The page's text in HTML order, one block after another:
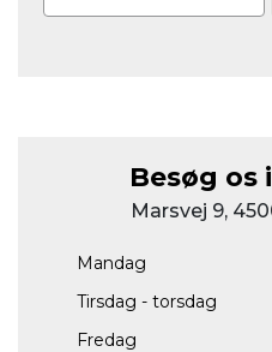
Besøg
Marsvej 9,
Mandag
Tirsdag - torsdag
Fredag